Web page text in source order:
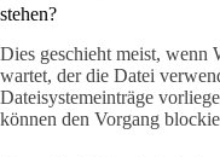
stehen?
Dies geschieht meist, wenn
wartet, der die Datei
Dateisystemeinträge
können den Vorgang